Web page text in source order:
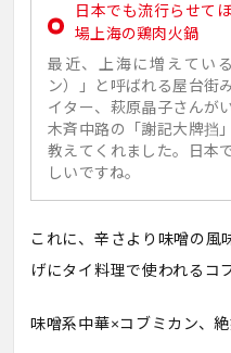
日本でも流行らせて
場上海の鶏肉火鍋
最近、上海に増えてい
ン）」と呼ばれる屋台街
イター、萩原晶子さんが
木斉中路の「謝記大牌挡
教えてくれました。日本
しいですね。
これに、辛さより味噌の風
げにタイ料理で使われるコ
味噌系中華×コブミカン、絶